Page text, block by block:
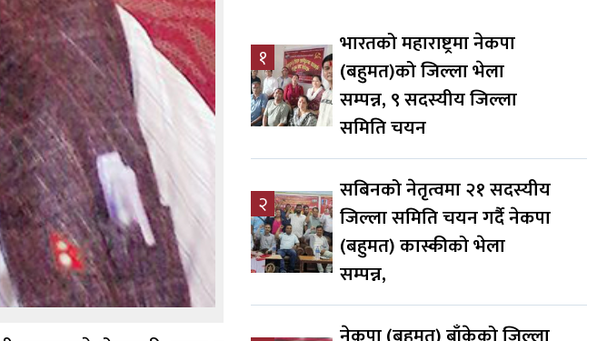
१
भारतको महाराष्ट्रमा नेकपा
(बहुमत)को जिल्ला भेला
सम्पन्न, ९ सदस्यीय जिल्ला
समिति चयन
२
सबिनको नेतृत्वमा २१ सदस्यीय
जिल्ला समिति चयन गर्दै नेकपा
(बहुमत) कास्कीको भेला
सम्पन्न,